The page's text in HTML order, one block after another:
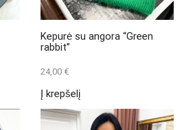
the
product
page
Kepurė su angora “Green
rabbit”
24,00 €
Į krepšelį